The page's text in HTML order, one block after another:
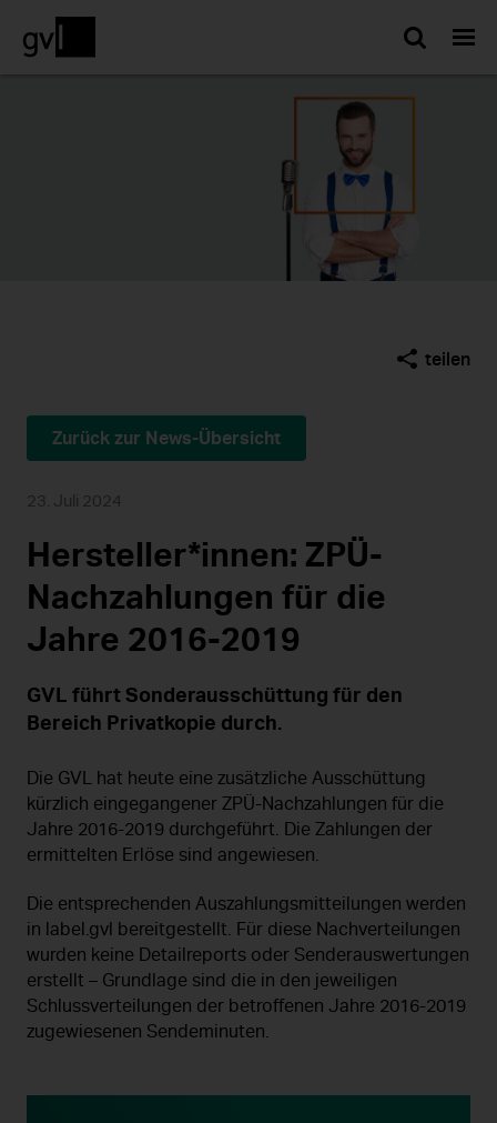
Suche
teilen
Zurück zur News-Übersicht
23. Juli 2024
Hersteller*innen: ZPÜ-
Nachzahlungen für die
Jahre 2016-2019
GVL führt Sonderausschüttung für den
Bereich Privatkopie durch.
Die GVL hat heute eine zusätzliche Ausschüttung
kürzlich eingegangener ZPÜ-Nachzahlungen für die
Jahre 2016-2019 durchgeführt. Die Zahlungen der
ermittelten Erlöse sind angewiesen.
Die entsprechenden Auszahlungsmitteilungen werden
in label.gvl bereitgestellt. Für diese Nachverteilungen
wurden keine Detailreports oder Senderauswertungen
erstellt – Grundlage sind die in den jeweiligen
Schlussverteilungen der betroffenen Jahre 2016-2019
zugewiesenen Sendeminuten.